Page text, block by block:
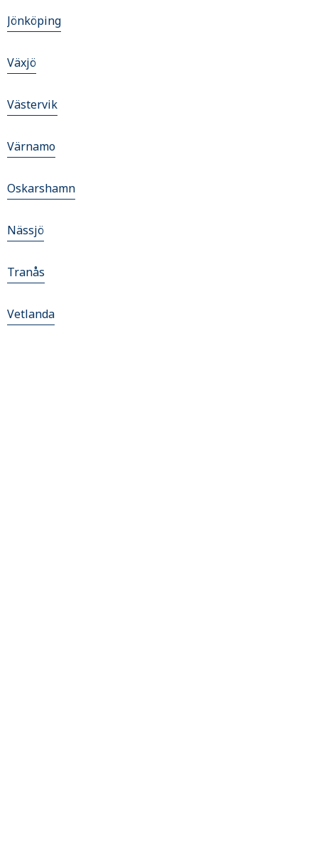
Jönköping
Växjö
Västervik
Värnamo
Oskarshamn
Nässjö
Tranås
Vetlanda